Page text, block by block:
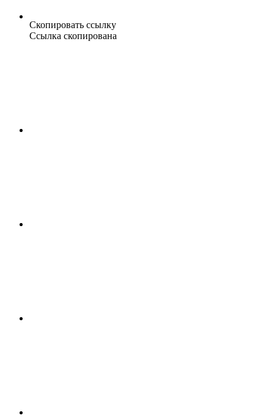
Скопировать ссылку
Ссылка скопирована